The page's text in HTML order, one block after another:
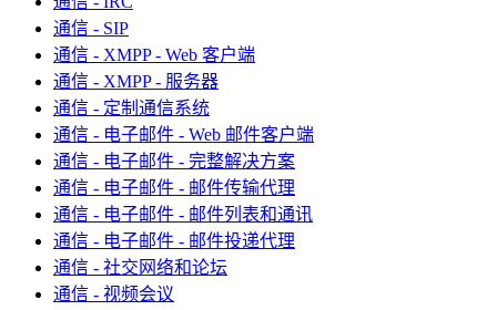
通信 - SIP
通信 - XMPP - Web 客户端
通信 - XMPP - 服务器
通信 - 定制通信系统
通信 - 电子邮件 - Web 邮件客户端
通信 - 电子邮件 - 完整解决方案
通信 - 电子邮件 - 邮件传输代理
通信 - 电子邮件 - 邮件列表和通讯
通信 - 电子邮件 - 邮件投递代理
通信 - 社交网络和论坛
通信 - 视频会议